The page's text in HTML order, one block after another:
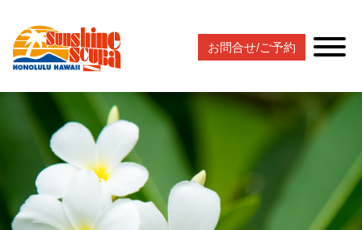
お問合せ/ご予約